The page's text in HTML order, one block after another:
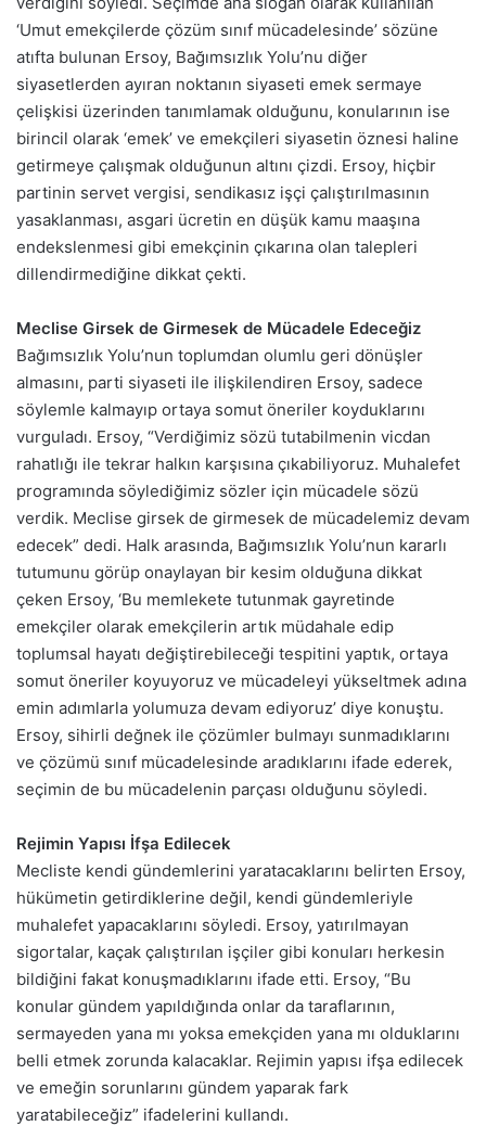
‘Umut emekçilerde çözüm sınıf mücadelesinde’ sözüne
atıfta bulunan Ersoy, Bağımsızlık Yolu’nu diğer
siyasetlerden ayıran noktanın siyaseti emek sermaye
çelişkisi üzerinden tanımlamak olduğunu, konularının ise
birincil olarak ‘emek’ ve emekçileri siyasetin öznesi haline
getirmeye çalışmak olduğunun altını çizdi. Ersoy, hiçbir
partinin servet vergisi, sendikasız işçi çalıştırılmasının
yasaklanması, asgari ücretin en düşük kamu maaşına
endekslenmesi gibi emekçinin çıkarına olan talepleri
dillendirmediğine dikkat çekti.
Meclise Girsek de Girmesek de Mücadele Edeceğiz
Bağımsızlık Yolu’nun toplumdan olumlu geri dönüşler
almasını, parti siyaseti ile ilişkilendiren Ersoy, sadece
söylemle kalmayıp ortaya somut öneriler koyduklarını
vurguladı. Ersoy, “Verdiğimiz sözü tutabilmenin vicdan
rahatlığı ile tekrar halkın karşısına çıkabiliyoruz. Muhalefet
programında söylediğimiz sözler için mücadele sözü
verdik. Meclise girsek de girmesek de mücadelemiz devam
edecek” dedi. Halk arasında, Bağımsızlık Yolu’nun kararlı
tutumunu görüp onaylayan bir kesim olduğuna dikkat
çeken Ersoy, ‘Bu memlekete tutunmak gayretinde
emekçiler olarak emekçilerin artık müdahale edip
toplumsal hayatı değiştirebileceği tespitini yaptık, ortaya
somut öneriler koyuyoruz ve mücadeleyi yükseltmek adına
emin adımlarla yolumuza devam ediyoruz’ diye konuştu.
Ersoy, sihirli değnek ile çözümler bulmayı sunmadıklarını
ve çözümü sınıf mücadelesinde aradıklarını ifade ederek,
seçimin de bu mücadelenin parçası olduğunu söyledi.
Rejimin Yapısı İfşa Edilecek
Mecliste kendi gündemlerini yaratacaklarını belirten Ersoy,
hükümetin getirdiklerine değil, kendi gündemleriyle
muhalefet yapacaklarını söyledi. Ersoy, yatırılmayan
sigortalar, kaçak çalıştırılan işçiler gibi konuları herkesin
bildiğini fakat konuşmadıklarını ifade etti. Ersoy, “Bu
konular gündem yapıldığında onlar da taraflarının,
sermayeden yana mı yoksa emekçiden yana mı olduklarını
belli etmek zorunda kalacaklar. Rejimin yapısı ifşa edilecek
ve emeğin sorunlarını gündem yaparak fark
yaratabileceğiz” ifadelerini kullandı.